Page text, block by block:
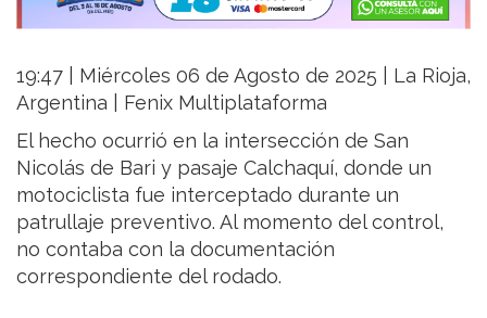
19:47 | Miércoles 06 de Agosto de 2025 | La Rioja,
Argentina | Fenix Multiplataforma
El hecho ocurrió en la intersección de San
Nicolás de Bari y pasaje Calchaquí, donde un
motociclista fue interceptado durante un
patrullaje preventivo. Al momento del control,
no contaba con la documentación
correspondiente del rodado.